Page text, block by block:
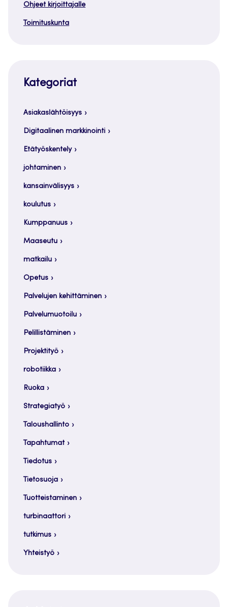
Ohjeet kirjoittajalle
Toimituskunta
Kategoriat
Asiakaslähtöisyys
Digitaalinen markkinointi
Etätyöskentely
johtaminen
kansainvälisyys
koulutus
Kumppanuus
Maaseutu
matkailu
Opetus
Palvelujen kehittäminen
Palvelumuotoilu
Pelillistäminen
Projektityö
robotiikka
Ruoka
Strategiatyö
Taloushallinto
Tapahtumat
Tiedotus
Tietosuoja
Tuotteistaminen
turbinaattori
tutkimus
Yhteistyö